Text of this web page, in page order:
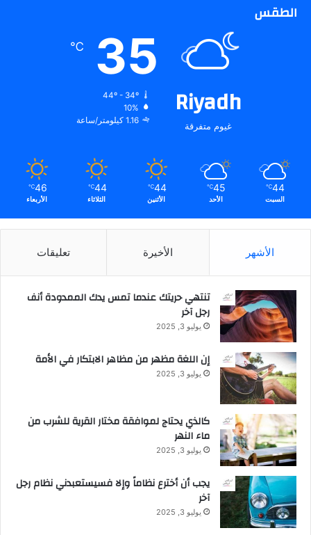
الطقس
Riyadh
غيوم متفرقة
35
℃
44º - 34º
10%
1.16 كيلومتر/ساعة
44
℃
السبت
45
℃
الأحد
44
℃
الأثنين
44
℃
الثلاثاء
46
℃
الأربعاء
الأشهر الأخيرة تعليقات
تنتهي حريتك عندما تمس يدك الممدودة أنف
رجل آخر
يوليو 3, 2025
إن اللغة مظهر من مظاهر الابتكار في الأمة
يوليو 3, 2025
كالذي يحتاج لموافقة مختار القرية للشرب من
ماء النهر
يوليو 3, 2025
يجب أن أخترع نظاماً وإلا فسيستعبدني نظام رجل
آخر
يوليو 3, 2025